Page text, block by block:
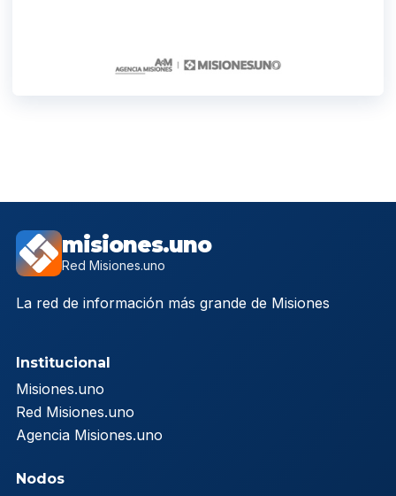
misiones.uno
Red Misiones.uno
La red de información más grande de Misiones
Institucional
Misiones.uno
Red Misiones.uno
Agencia Misiones.uno
Nodos